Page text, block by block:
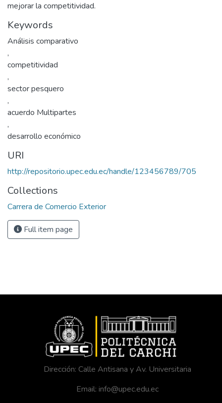
mejorar la competitividad.
Keywords
Análisis comparativo
,
competitividad
,
sector pesquero
,
acuerdo Multipartes
,
desarrollo económico
URI
http://repositorio.upec.edu.ec/handle/123456789/705
Collections
Carrera de Comercio Exterior
Full item page
Dirección: Calle Antisana y Av. Universitaria
Email: info@upec.edu.ec